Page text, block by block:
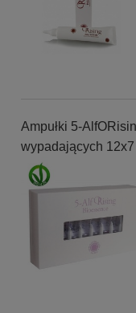
Ampułki 5-
wypadających 12x7